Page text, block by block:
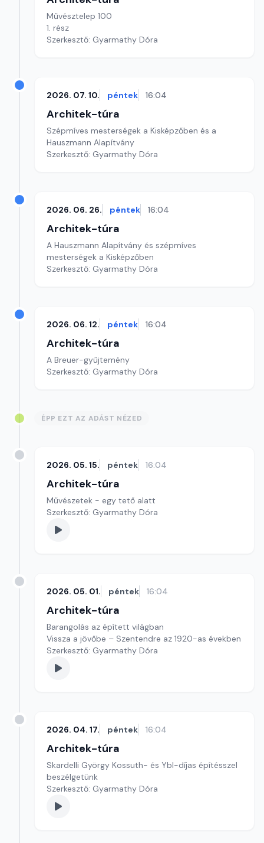
Művésztelep 100
1. rész
Szerkesztő: Gyarmathy Dóra
2026. 07. 10. péntek 16:04
Architek-túra
Szépmíves mesterségek a Kisképzőben és a
Hauszmann Alapítvány
Szerkesztő: Gyarmathy Dóra
2026. 06. 26. péntek 16:04
Architek-túra
A Hauszmann Alapítvány és szépmíves
mesterségek a Kisképzőben
Szerkesztő: Gyarmathy Dóra
2026. 06. 12. péntek 16:04
Architek-túra
A Breuer-gyűjtemény
Szerkesztő: Gyarmathy Dóra
ÉPP EZT AZ ADÁST NÉZED
2026. 05. 15. péntek 16:04
Architek-túra
Művészetek - egy tető alatt
Szerkesztő: Gyarmathy Dóra
2026. 05. 01. péntek 16:04
Architek-túra
Barangolás az épített világban
Vissza a jövőbe – Szentendre az 1920-as években
Szerkesztő: Gyarmathy Dóra
2026. 04. 17. péntek 16:04
Architek-túra
Skardelli György Kossuth- és Ybl-díjas építésszel
beszélgetünk
Szerkesztő: Gyarmathy Dóra